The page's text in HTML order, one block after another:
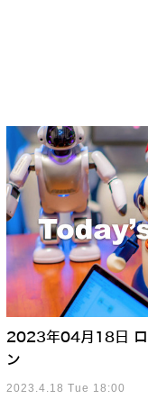
2023年04月18日 ロ
ン
2023.4.18 Tue 18:00